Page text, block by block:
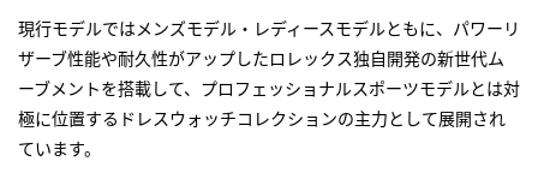
現行モデルではメンズモデル・レディースモデルともに、パワーリ
ザーブ性能や耐久性がアップしたロレックス独自開発の新世代ム
ーブメントを搭載して、プロフェッショナルスポーツモデルとは対
極に位置するドレスウォッチコレクションの主力として展開され
ています。